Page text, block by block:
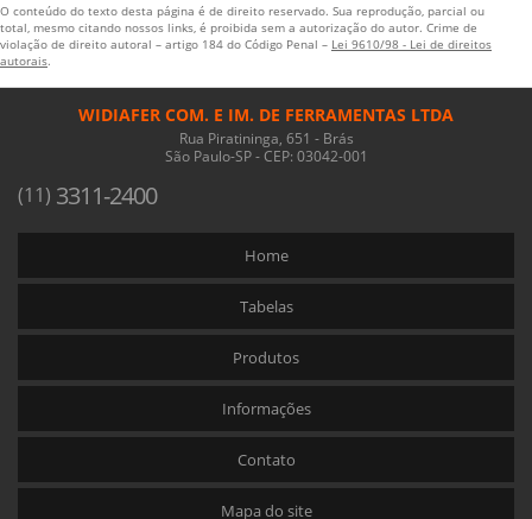
O conteúdo do texto desta página é de direito reservado. Sua reprodução, parcial ou
total, mesmo citando nossos links, é proibida sem a autorização do autor. Crime de
violação de direito autoral – artigo 184 do Código Penal – Lei 9610/98 - Lei de direitos
autorais.
WIDIAFER COM. E IM. DE FERRAMENTAS LTDA
Rua Piratininga, 651 - Brás
São Paulo-SP - CEP: 03042-001
(11) 3311-2400
Home
Tabelas
Produtos
Informações
Contato
Mapa do site